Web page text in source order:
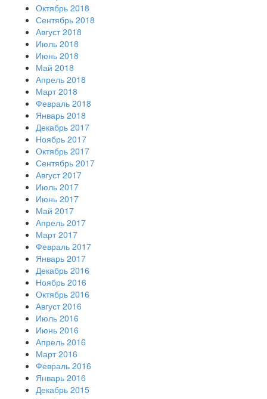
Октябрь 2018
Сентябрь 2018
Август 2018
Июль 2018
Июнь 2018
Май 2018
Апрель 2018
Март 2018
Февраль 2018
Январь 2018
Декабрь 2017
Ноябрь 2017
Октябрь 2017
Сентябрь 2017
Август 2017
Июль 2017
Июнь 2017
Май 2017
Апрель 2017
Март 2017
Февраль 2017
Январь 2017
Декабрь 2016
Ноябрь 2016
Октябрь 2016
Август 2016
Июль 2016
Июнь 2016
Апрель 2016
Март 2016
Февраль 2016
Январь 2016
Декабрь 2015